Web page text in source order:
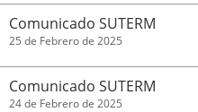
Comunicado SUTERM
25 de Febrero de 2025
Comunicado SUTERM
24 de Febrero de 2025